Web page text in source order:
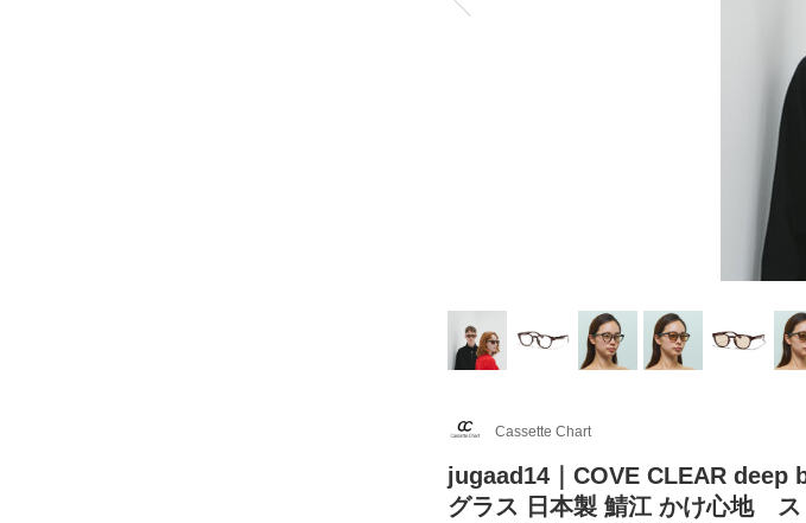
Cassette Chart
jugaad14｜COVE CLEAR deep
グラス 日本製 鯖江 かけ心地 ス